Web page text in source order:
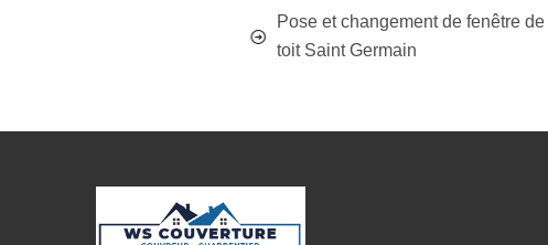
Pose et changement de fenêtre de
toit Saint Germain